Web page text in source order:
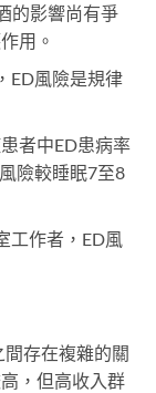
的影響尚有爭
用。
ED風險是規律
者中ED患病率
險較睡眠7至8
工作者，ED風
存在複雜的關
，但高收入群